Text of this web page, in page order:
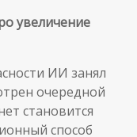
увеличение
ИИ занял
очередной
становится
способ